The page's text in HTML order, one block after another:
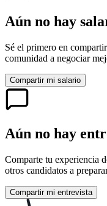
Aún no hay
Sé el primero en
comunidad a negociar
Compartir mi salario
Aún no hay
Comparte tu experiencia
otros candidatos a
Compartir mi entrevista